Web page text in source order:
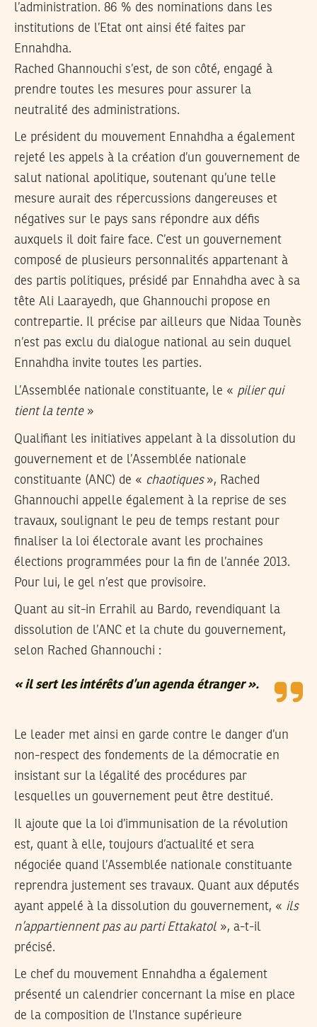
l’administration. 86 % des nominations dans les
institutions de l’Etat ont ainsi été faites par
Ennahdha.
Rached Ghannouchi s’est, de son côté, engagé à
prendre toutes les mesures pour assurer la
neutralité des administrations.
Le président du mouvement Ennahdha a également
rejeté les appels à la création d’un gouvernement de
salut national apolitique, soutenant qu’une telle
mesure aurait des répercussions dangereuses et
négatives sur le pays sans répondre aux défis
auxquels il doit faire face. C’est un gouvernement
composé de plusieurs personnalités appartenant à
des partis politiques, présidé par Ennahdha avec à sa
tête Ali Laarayedh, que Ghannouchi propose en
contrepartie. Il précise par ailleurs que Nidaa Tounès
n’est pas exclu du dialogue national au sein duquel
Ennahdha invite toutes les parties.
L’Assemblée nationale constituante, le « pilier qui
tient la tente»
Qualifiant les initiatives appelant à la dissolution du
gouvernement et de l’Assemblée nationale
constituante (ANC) de « chaotiques », Rached
Ghannouchi appelle également à la reprise de ses
travaux, soulignant le peu de temps restant pour
finaliser la loi électorale avant les prochaines
élections programmées pour la fin de l’année 2013.
Pour lui, le gel n’est que provisoire.
Quant au sit-in Errahil au Bardo, revendiquant la
dissolution de l’ANC et la chute du gouvernement,
selon Rached Ghannouchi :
« il sert les intérêts d’un agenda étranger ».
Le leader met ainsi en garde contre le danger d’un
non-respect des fondements de la démocratie en
insistant sur la légalité des procédures par
lesquelles un gouvernement peut être destitué.
Il ajoute que la loi d’immunisation de la révolution
est, quant à elle, toujours d’actualité et sera
négociée quand l’Assemblée nationale constituante
reprendra justement ses travaux. Quant aux députés
ayant appelé à la dissolution du gouvernement, « ils
n’appartiennent pas au parti Ettakatol », a-t-il
précisé.
Le chef du mouvement Ennahdha a également
présenté un calendrier concernant la mise en place
de la composition de l’Instance supérieure